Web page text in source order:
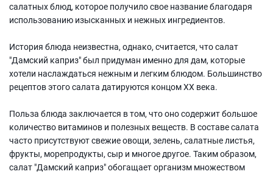
салатных блюд, которое получило свое название благодаря
использованию изысканных и нежных ингредиентов.
История блюда неизвестна, однако, считается, что салат
"Дамский каприз" был придуман именно для дам, которые
хотели наслаждаться нежным и легким блюдом. Большинство
рецептов этого салата датируются концом XX века.
Польза блюда заключается в том, что оно содержит большое
количество витаминов и полезных веществ. В составе салата
часто присутствуют свежие овощи, зелень, салатные листья,
фрукты, морепродукты, сыр и многое другое. Таким образом,
салат "Дамский каприз" обогащает организм множеством